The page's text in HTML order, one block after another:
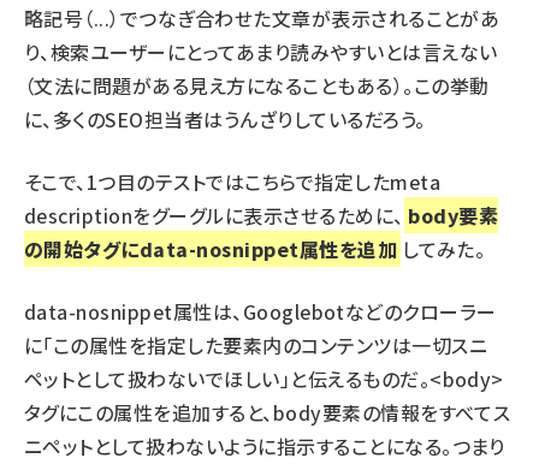
略記号（...）でつなぎ合わせた文章が表示されることがあ
り、検索ユーザーにとってあまり読みやすいとは言えない
（文法に問題がある見え方になることもある）。この挙動
に、多くのSEO担当者はうんざりしているだろう。
そこで、1つ目のテストではこちらで指定したmeta
descriptionをグーグルに表示させるために、 body要素
の開始タグにdata-nosnippet属性を追加 してみた。
data-nosnippet属性は、Googlebotなどのクローラー
に「この属性を指定した要素内のコンテンツは一切スニ
ペットとして扱わないでほしい」と伝えるものだ。<body>
タグにこの属性を追加すると、body要素の情報をすべてス
ニペットとして扱わないように指示することになる。つまり